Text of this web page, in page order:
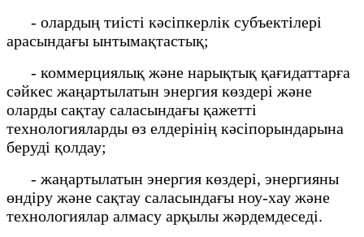
- олардың тиісті кәсіпкерлік субъектілері
арасындағы ынтымақтастық;
- коммерциялық және нарықтық қағидаттарға
сәйкес жаңартылатын энергия көздері және
оларды сақтау саласындағы қажетті
технологияларды өз елдерінің кәсіпорындарына
беруді қолдау;
- жаңартылатын энергия көздері, энергияны
өндіру және сақтау саласындағы ноу-хау және
технологиялар алмасу арқылы жәрдемдеседі.